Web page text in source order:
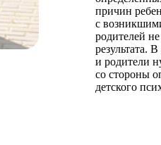
причин
с
родителей
результата.
и родители
со стороны
детского